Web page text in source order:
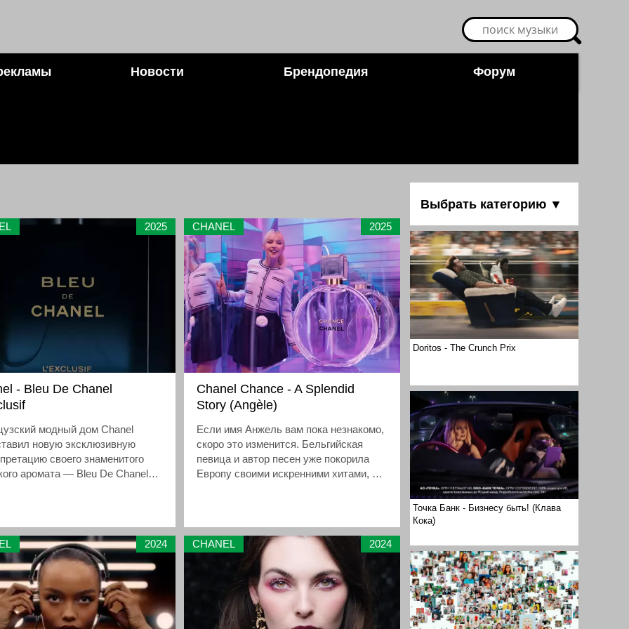
Новости Брендопедия Форум
Выбрать категорию ▼
Doritos - The Crunch Prix
Точка Банк - Бизнесу быть! (Клава
Кока)
2025
- Bleu De Chanel
модный дом Chanel
новую эксклюзивную
своего знаменитого
аромата — Bleu De Chanel
ароматов в современной
парфюмерии, привнося в него
глубину и теплоту
CHANEL 2025
Chanel Chance - A Splendid
Story (Angèle)
Если имя Анжель вам пока незнакомо,
скоро это изменится. Бельгийская
певица и автор песен уже покорила
Европу своими искренними хитами, а
2024 CHANEL 2024